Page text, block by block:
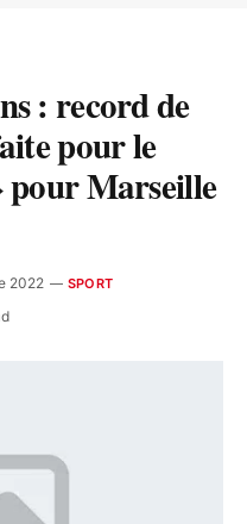
: record de
pour le
Marseille
2022 SPORT